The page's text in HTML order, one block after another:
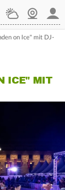
WetterWebcam
on Ice" mit DJ-
ICE" MIT